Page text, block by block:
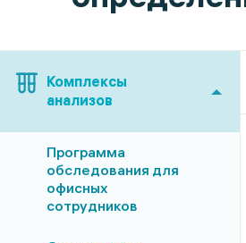
Комплексы
анализов
Программа
обследования для
офисных
сотрудников